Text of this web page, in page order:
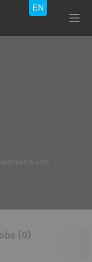
(0)